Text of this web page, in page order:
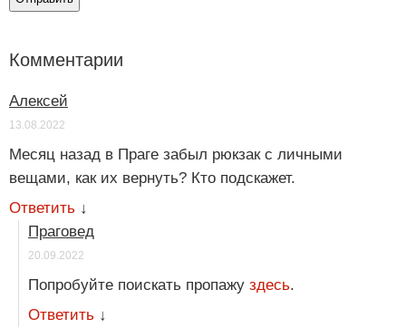
Комментарии
Алексей
13.08.2022
Месяц назад в Праге забыл рюкзак с личными
вещами, как их вернуть? Кто подскажет.
Ответить ↓
Праговед
20.09.2022
Попробуйте поискать пропажу здесь.
Ответить ↓